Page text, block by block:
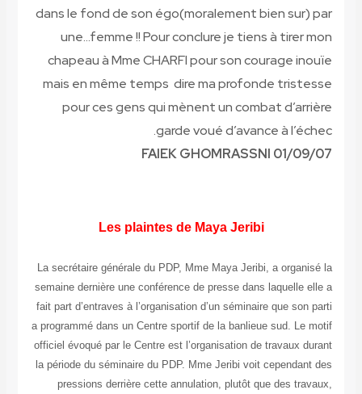
FAIEK GHOMRASSNI 01/09/07
Les plaintes de Maya Jeribi
La secrétaire générale du PDP, Mme Maya Jeribi, a organisé la
semaine dernière une conférence de presse dans laquelle elle a
fait part d’entraves à l’organisation d’un séminaire que son parti
a programmé dans un Centre sportif de la banlieue sud. Le motif
officiel évoqué par le Centre est l’organisation de travaux durant
la période du séminaire du PDP. Mme Jeribi voit cependant des
pressions derrière cette annulation, plutôt que des travaux,